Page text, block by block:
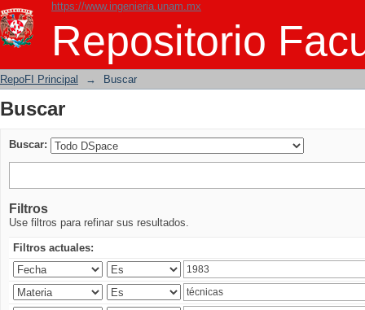
https://www.ingenieria.unam.mx
Repositorio
Buscar
RepoFI Principal → Buscar
Buscar
Buscar:
Filtros
Use filtros para refinar sus resultados.
Filtros actuales: